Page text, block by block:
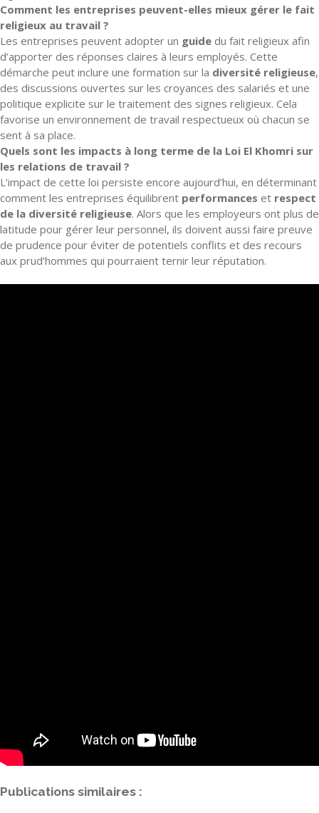
Comment les entreprises peuvent-elles mieux gérer le fait
religieux au travail ?
Les entreprises peuvent adopter un guide du fait religieux afin
d’apporter des réponses claires à leurs employés. Cette
démarche peut inclure une formation sur la diversité religieuse,
des discussions ouvertes sur les croyances des salariés et une
politique explicite sur le traitement des signes religieux. Cela
favorise un environnement de travail respectueux où chacun se
sent à sa place.
Quels sont les impacts à long terme de la Loi El Khomri sur
les relations de travail ?
L’impact de cette loi persiste encore aujourd’hui, en déterminant
comment les entreprises équilibrent performances et respect
de la diversité religieuse. Alors que les employeurs ont plus de
latitude pour gérer leur personnel, ils doivent aussi faire preuve
de prudence pour éviter de potentiels conflits et des recours
aux prud’hommes qui pourraient ternir leur réputation.
Publications similaires :